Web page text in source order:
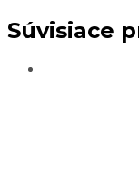
Súvisiace